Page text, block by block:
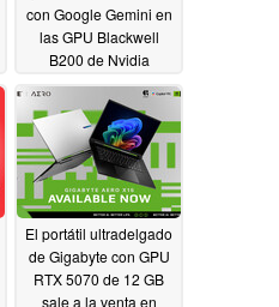
con Google Gemini en
las GPU Blackwell
B200 de Nvidia
06/04/2026
El portátil ultradelgado
de Gigabyte con GPU
RTX 5070 de 12 GB
sale a la venta en